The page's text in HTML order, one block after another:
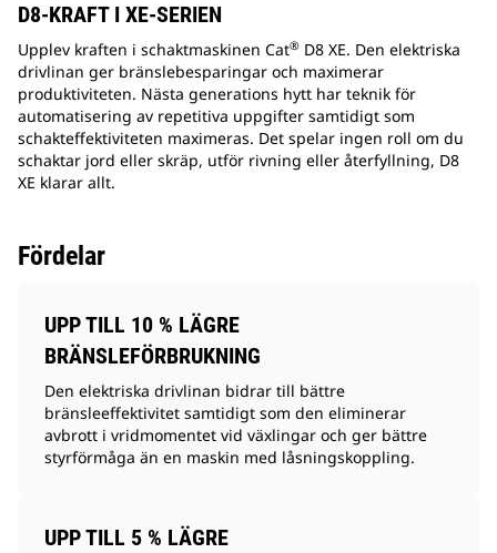
D8-KRAFT I XE-SERIEN
Upplev kraften i schaktmaskinen Cat® D8 XE. Den elektriska
drivlinan ger bränslebesparingar och maximerar
produktiviteten. Nästa generations hytt har teknik för
automatisering av repetitiva uppgifter samtidigt som
schakteffektiviteten maximeras. Det spelar ingen roll om du
schaktar jord eller skräp, utför rivning eller återfyllning, D8
XE klarar allt.
Fördelar
UPP TILL 10 % LÄGRE
BRÄNSLEFÖRBRUKNING
Den elektriska drivlinan bidrar till bättre
bränsleeffektivitet samtidigt som den eliminerar
avbrott i vridmomentet vid växlingar och ger bättre
styrförmåga än en maskin med låsningskoppling.
UPP TILL 5 % LÄGRE